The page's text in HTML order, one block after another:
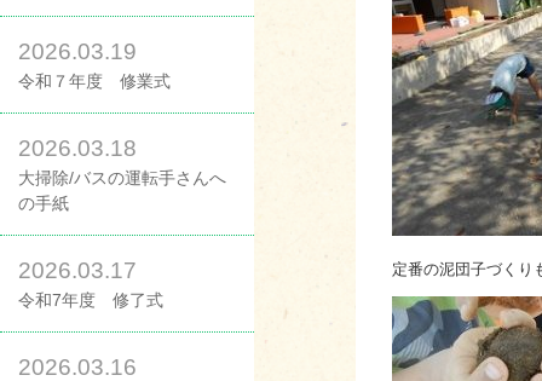
2026.03.19
令和７年度 修業式
2026.03.18
大掃除/バスの運転手さんへ
の手紙
2026.03.17
令和7年度 修了式
2026.03.16
定番の泥団子づくり